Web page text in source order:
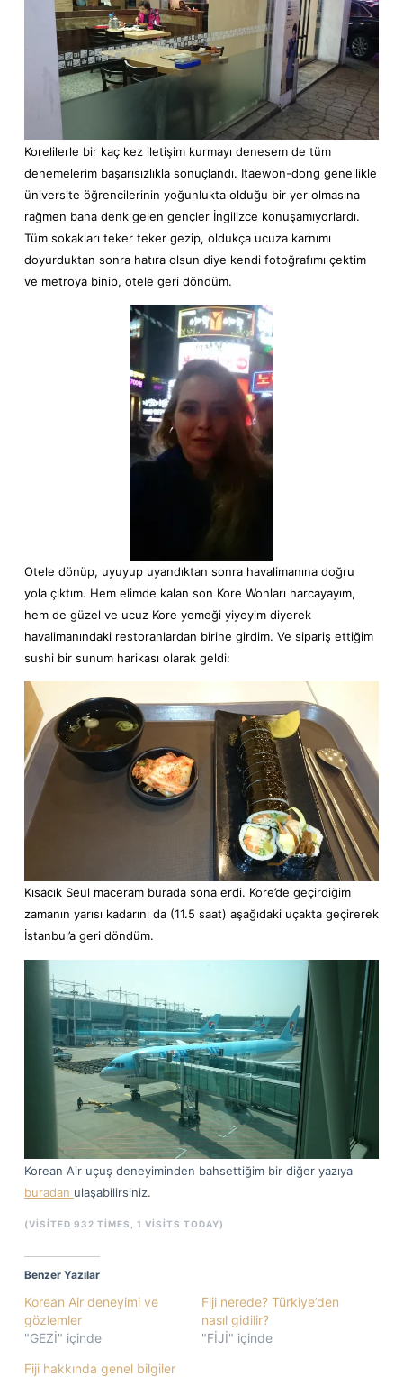
Korelilerle bir kaç kez iletişim kurmayı denesem de tüm
denemelerim başarısızlıkla sonuçlandı. Itaewon-dong genellikle
üniversite öğrencilerinin yoğunlukta olduğu bir yer olmasına
rağmen bana denk gelen gençler İngilizce konuşamıyorlardı.
Tüm sokakları teker teker gezip, oldukça ucuza karnımı
doyurduktan sonra hatıra olsun diye kendi fotoğrafımı çektim
ve metroya binip, otele geri döndüm.
Otele dönüp, uyuyup uyandıktan sonra havalimanına doğru
yola çıktım. Hem elimde kalan son Kore Wonları harcayayım,
hem de güzel ve ucuz Kore yemeği yiyeyim diyerek
havalimanındaki restoranlardan birine girdim. Ve sipariş ettiğim
sushi bir sunum harikası olarak geldi:
Kısacık Seul maceram burada sona erdi. Kore’de geçirdiğim
zamanın yarısı kadarını da (11.5 saat) aşağıdaki uçakta geçirerek
İstanbul’a geri döndüm.
Korean Air uçuş deneyiminden bahsettiğim bir diğer yazıya
buradan ulaşabilirsiniz.
(VISITED 932 TIMES, 1 VISITS TODAY)
Benzer Yazılar
Korean Air deneyimi ve
gözlemler
"GEZİ" içinde
Fiji nerede? Türkiye’den
nasıl gidilir?
"FİJİ" içinde
Fiji hakkında genel bilgiler